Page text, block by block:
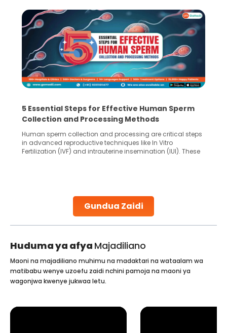
Gundua Zaidi
5 Essential Steps for Effective Human Sperm
Collection and Processing Methods
Human sperm collection and processing are critical steps
in advanced reproductive techniques like In Vitro
Fertilization (IVF) and intrauterine insemination (IUI). These
collected, they process the
Huduma ya afya Majadiliano
Maoni na majadiliano muhimu na madaktari na wataalam wa
matibabu wenye uzoefu zaidi nchini pamoja na maoni ya
wagonjwa kwenye jukwaa letu.